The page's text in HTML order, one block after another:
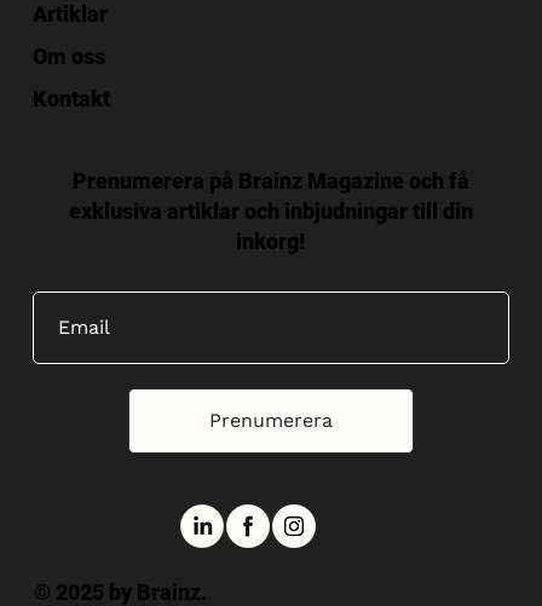
Artiklar
Om oss
Kontakt
Prenumerera på Brainz Magazine och få
exklusiva artiklar och inbjudningar till din
inkorg!
Prenumerera
© 2025 by Brainz.